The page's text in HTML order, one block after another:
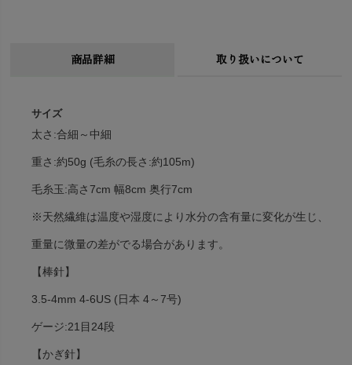
商品詳細 取り扱いについて
サイズ
太さ:合細～中細
重さ:約50g (毛糸の長さ:約105m)
毛糸玉:高さ7cm 幅8cm 奥行7cm
※天然繊維は温度や湿度により水分の含有量に変化が生じ、
重量に微量の差がでる場合があります。
【棒針】
3.5-4mm 4-6US (日本 4～7号)
ゲージ:21目24段
【かぎ針】